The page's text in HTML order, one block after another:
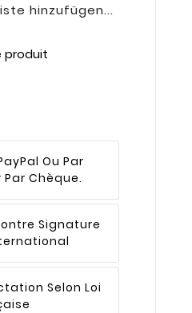
hinzufügen...
produit
Ou Par
Chèque.
Signature
Selon Loi